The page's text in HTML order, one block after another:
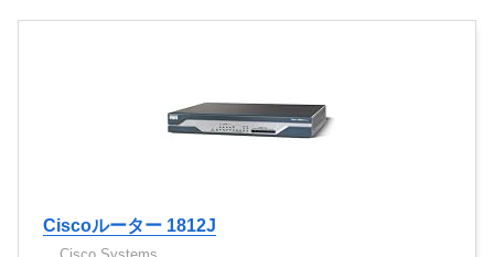
Ciscoルーター 1812J